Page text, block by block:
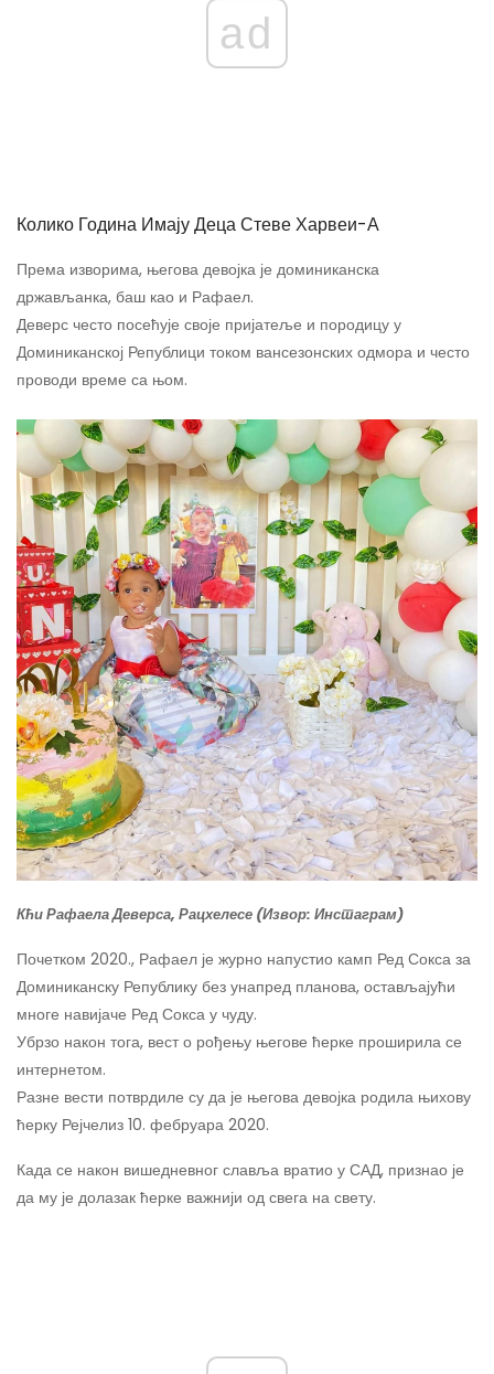
ad
Колико Година Имају Деца Стеве Харвеи-А
Према изворима, његова девојка је доминиканска
држављанка, баш као и Рафаел.
Деверс често посећује своје пријатеље и породицу у
Доминиканској Републици током вансезонских одмора и често
проводи време са њом.
Кћи Рафаела Деверса, Рацхелесе (Извор: Инстаграм)
Почетком 2020., Рафаел је журно напустио камп Ред Сокса за
Доминиканску Републику без унапред планова, остављајући
многе навијаче Ред Сокса у чуду.
Убрзо након тога, вест о рођењу његове ћерке проширила се
интернетом.
Разне вести потврдиле су да је његова девојка родила њихову
ћерку Рејчелиз 10. фебруара 2020.
Када се након вишедневног славља вратио у САД, признао је
да му је долазак ћерке важнији од свега на свету.